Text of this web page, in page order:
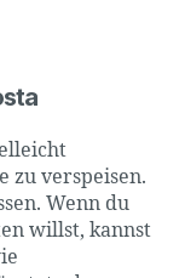
zu verspeisen.
Wenn du
willst, kannst